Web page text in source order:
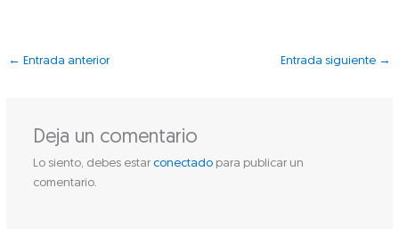
← Entrada anterior Entrada siguiente →
Deja un comentario
Lo siento, debes estar conectadopara publicar un
comentario.